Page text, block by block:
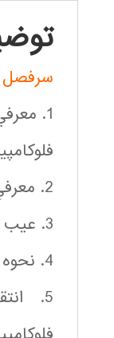
سرفصل
1.
2. معرفي نرم افزارهاي مرتبط
3. عيب يابي فلوكامپيوتر
4. نحوه پيكربندي فلوكامپيوتر
5.